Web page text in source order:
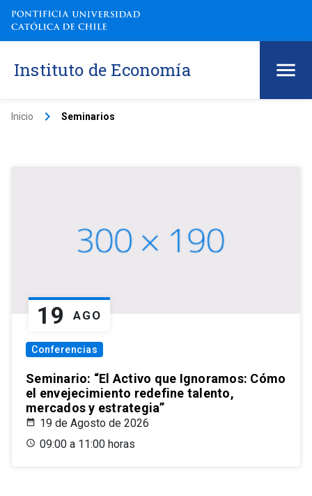
Instituto de Economía
Inicio keyboard_arrow_right Seminarios
19 AGO
Conferencias
Seminario: “El Activo que Ignoramos: Cómo
el envejecimiento redefine talento,
mercados y estrategia”
19 de Agosto de 2026
09:00 a 11:00 horas